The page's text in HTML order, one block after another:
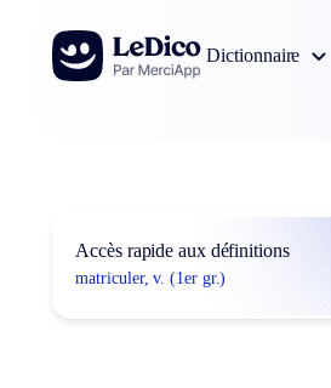
Aller au contenu
Dictionnaire
Accès rapide aux définitions
matriculer, v. (1er gr.)